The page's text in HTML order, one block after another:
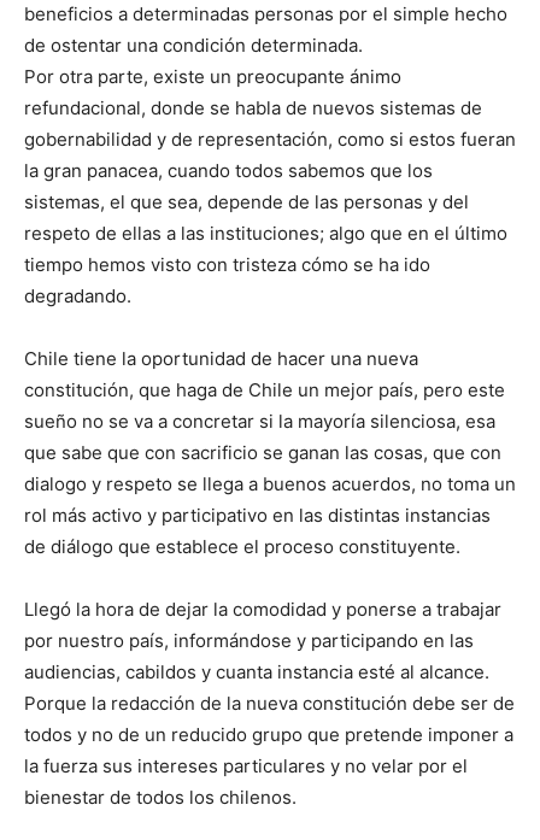
beneficios a determinadas personas por el simple hecho
de ostentar una condición determinada.
Por otra parte, existe un preocupante ánimo
refundacional, donde se habla de nuevos sistemas de
gobernabilidad y de representación, como si estos fueran
la gran panacea, cuando todos sabemos que los
sistemas, el que sea, depende de las personas y del
respeto de ellas a las instituciones; algo que en el último
tiempo hemos visto con tristeza cómo se ha ido
degradando.
Chile tiene la oportunidad de hacer una nueva
constitución, que haga de Chile un mejor país, pero este
sueño no se va a concretar si la mayoría silenciosa, esa
que sabe que con sacrificio se ganan las cosas, que con
dialogo y respeto se llega a buenos acuerdos, no toma un
rol más activo y participativo en las distintas instancias
de diálogo que establece el proceso constituyente.
Llegó la hora de dejar la comodidad y ponerse a trabajar
por nuestro país, informándose y participando en las
audiencias, cabildos y cuanta instancia esté al alcance.
Porque la redacción de la nueva constitución debe ser de
todos y no de un reducido grupo que pretende imponer a
la fuerza sus intereses particulares y no velar por el
bienestar de todos los chilenos.